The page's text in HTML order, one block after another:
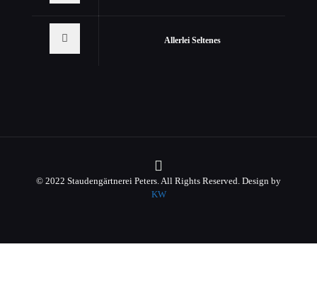
Allerlei Seltenes
© 2022 Staudengärtnerei Peters. All Rights Reserved. Design by
KW